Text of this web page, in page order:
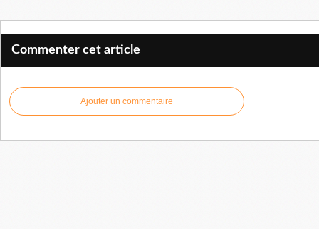
Commenter cet article
Ajouter un commentaire